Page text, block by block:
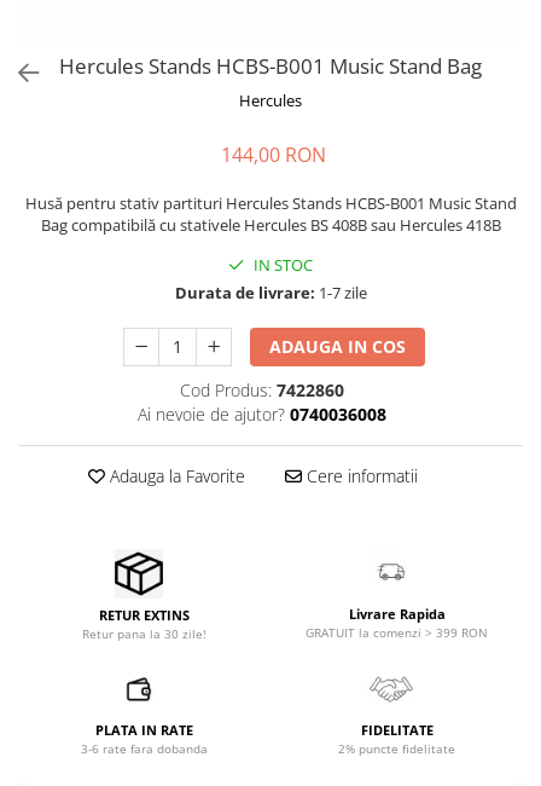
Accesorii de microfoane
Microfoane de masurare si
calibrare
Microfoane de Suprafata
Microfoane de voce si live
Microfoane lavaliera si headset
Microfoane podcast, USB, iOS /
Microfoane pt Camere Video
Microfoane pt instalatii si
Microfoane stereo
Microfoane Suspendabile
Microfoane wireless si sisteme
Studio si inregistrari
Accesorii de microfoane
Hercules Stands HCBS-B001 Music Stand Bag
Hercules
144,00 RON
Husă pentru stativ partituri Hercules Stands HCBS-B001 Music Stand
Bag compatibilă cu stativele Hercules BS 408B sau Hercules 418B
IN STOC
Durata de livrare: 1-7 zile
ADAUGA IN COS
Cod Produs: 7422860
Ai nevoie de ajutor? 0740036008
Adauga la Favorite Cere informatii
RETUR EXTINS
Retur pana la 30 zile!
Livrare Rapida
GRATUIT la comenzi > 399 RON
PLATA IN RATE
3-6 rate fara dobanda
FIDELITATE
2% puncte fidelitate